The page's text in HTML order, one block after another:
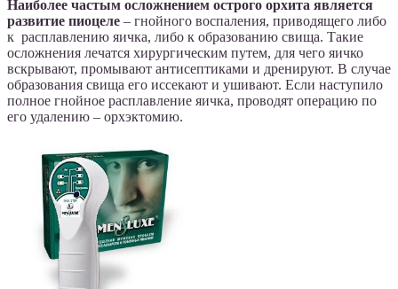
Наиболее частым осложнением острого орхита является
развитие пиоцеле – гнойного воспаления, приводящего либо
к расплавлению яичка, либо к образованию свища. Такие
осложнения лечатся хирургическим путем, для чего яичко
вскрывают, промывают антисептиками и дренируют. В случае
образования свища его иссекают и ушивают. Если наступило
полное гнойное расплавление яичка, проводят операцию по
его удалению – орхэктомию.